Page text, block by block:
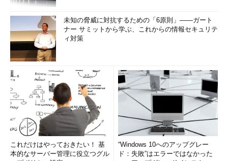
未知の脅威に対抗するための「6原則」――ガート
ナー サミットから学ぶ、これからの情報セキュリテ
ィ対策
これだけはやっておきたい！ 基
本的なサーバー管理に役立つグル
“Windows 10へのアップグレー
ド：失敗”はエラーではなかった